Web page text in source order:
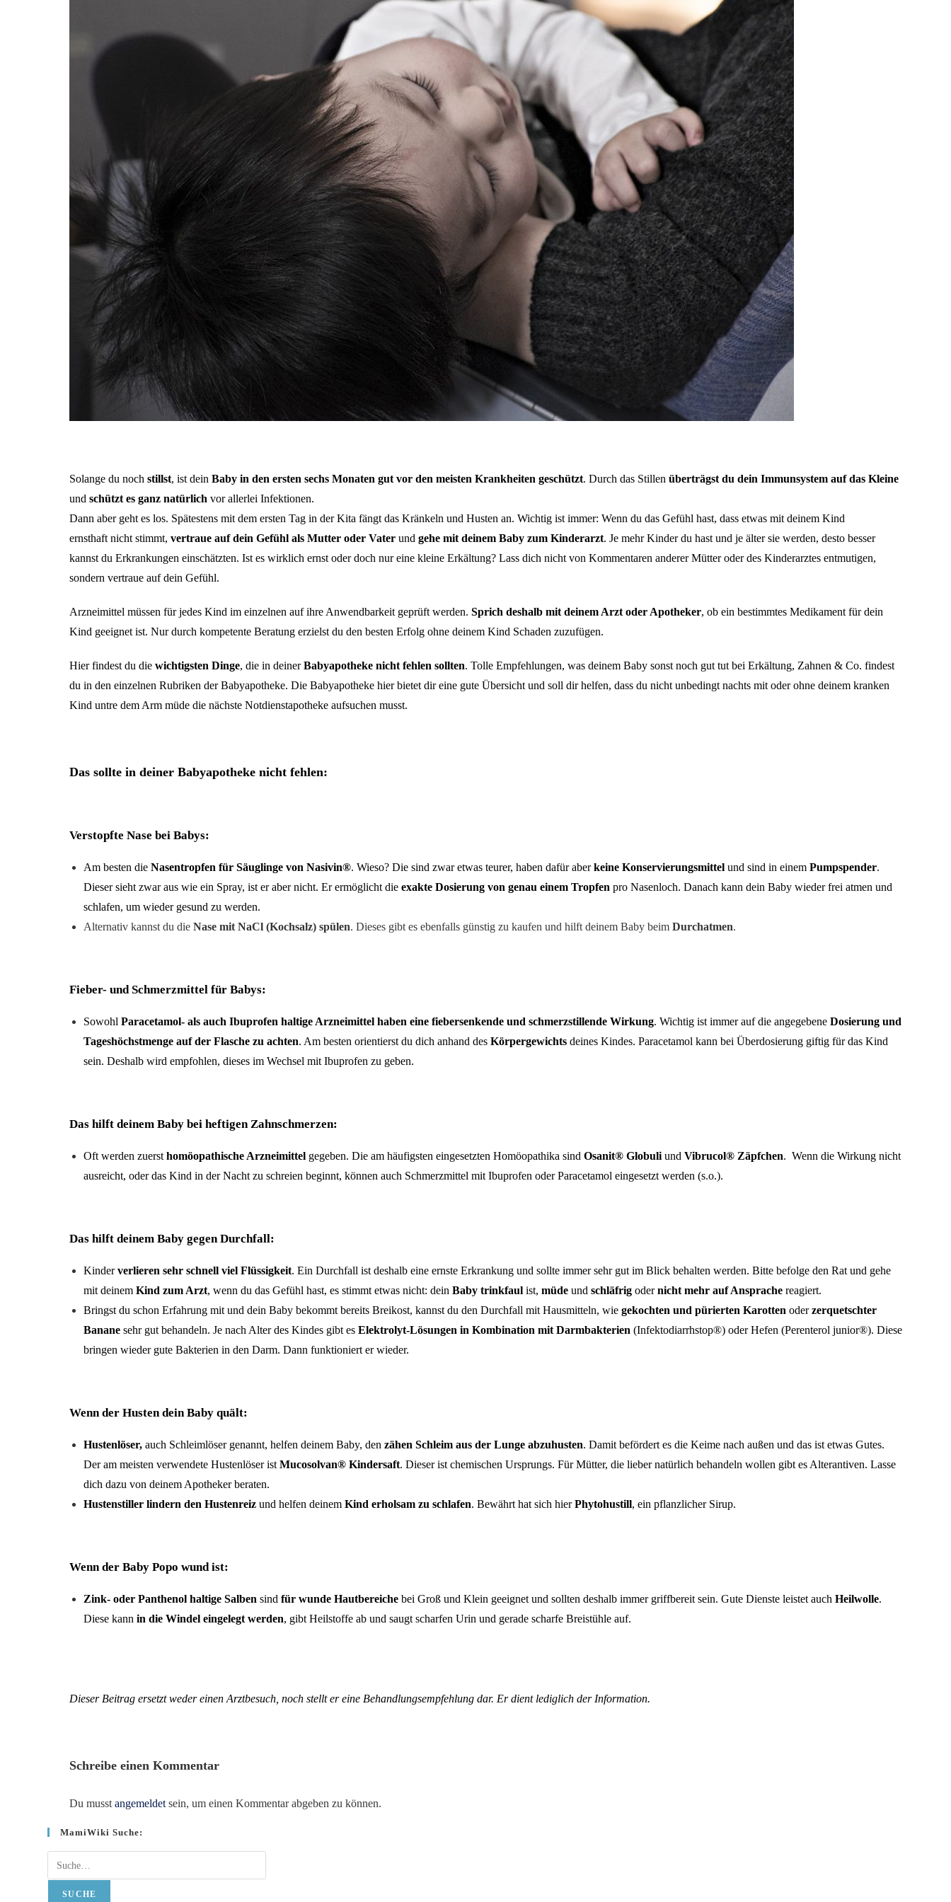
Solange du noch stillst, ist deinBaby in den ersten sechs Monaten gut vor den meisten Krankheiten geschützt. Durch das Stillenüberträgst du dein Immunsystem auf das Kleine
undschützt es ganz natürlich vor allerlei Infektionen.
Dann aber geht es los. Spätestens mit dem ersten Tag in der Kita fängt das Kränkeln und Husten an. Wichtig ist immer: Wenn du das Gefühl hast, dass etwas mit deinem Kind
ernsthaft nicht stimmt,vertraue auf dein Gefühl als Mutter oder Vater undgehe mit deinem Baby zum Kinderarzt. Je mehr Kinder du hast und je älter sie werden, desto besser
kannst du Erkrankungen einschätzten. Ist es wirklich ernst oder doch nur eine kleine Erkältung? Lass dich nicht von Kommentaren anderer Mütter oder des Kinderarztes entmutigen,
sondern vertraue auf dein Gefühl.
Arzneimittel müssen für jedes Kind im einzelnen auf ihre Anwendbarkeit geprüft werden.Sprich deshalb mit deinem Arzt oder Apotheker, ob ein bestimmtes Medikament für dein
Kind geeignet ist. Nur durch kompetente Beratung erzielst du den besten Erfolg ohne deinem Kind Schaden zuzufügen.
Hier findest du diewichtigsten Dinge, die in deinerBabyapotheke nicht fehlen sollten. Tolle Empfehlungen, was deinem Baby sonst noch gut tut bei Erkältung, Zahnen & Co. findest
du in den einzelnen Rubriken der Babyapotheke. Die Babyapotheke hier bietet dir eine gute Übersicht und soll dir helfen, dass du nicht unbedingt nachts mit oder ohne deinem kranken
Kind untre dem Arm müde die nächste Notdienstapotheke aufsuchen musst.
Das sollte in deiner Babyapotheke nicht fehlen:
Verstopfte Nase bei Babys:
Am besten dieNasentropfen für Säuglinge von Nasivin®. Wieso? Die sind zwar etwas teurer, haben dafür aberkeine Konservierungsmittel und sind in einemPumpspender.
Dieser sieht zwar aus wie ein Spray, ist er aber nicht. Er ermöglicht die exakte Dosierung von genau einem Tropfen pro Nasenloch. Danach kann dein Baby wieder frei atmen und
schlafen, um wieder gesund zu werden.
Alternativ kannst du dieNase mit NaCl (Kochsalz) spülen. Dieses gibt es ebenfalls günstig zu kaufen und hilft deinem Baby beimDurchatmen.
Fieber- und Schmerzmittel für Babys:
SowohlParacetamol- als auch Ibuprofen haltige Arzneimittel haben eine fiebersenkende und schmerzstillende Wirkung. Wichtig ist immer auf die angegebeneDosierung und
Tageshöchstmenge auf der Flasche zu achten. Am besten orientierst du dich anhand desKörpergewichts deines Kindes. Paracetamol kann bei Überdosierung giftig für das Kind
sein. Deshalb wird empfohlen, dieses im Wechsel mit Ibuprofen zu geben.
Das hilft deinem Baby bei heftigen Zahnschmerzen:
Oft werden zuersthomöopathische Arzneimittel gegeben. Die am häufigsten eingesetzten Homöopathika sindOsanit® Globuli undVibrucol® Zäpfchen. Wenn die Wirkung nicht
ausreicht, oder das Kind in der Nacht zu schreien beginnt, können auch Schmerzmittel mit Ibuprofen oder Paracetamol eingesetzt werden (s.o.).
Das hilft deinem Baby gegen Durchfall:
Kinderverlieren sehr schnell viel Flüssigkeit. Ein Durchfall ist deshalb eine ernste Erkrankung und sollte immer sehr gut im Blick behalten werden. Bitte befolge den Rat und gehe
mit deinemKind zum Arzt, wenn du das Gefühl hast, es stimmt etwas nicht: deinBaby trinkfaul ist,müde undschläfrig odernicht mehr auf Ansprache reagiert.
Bringst du schon Erfahrung mit und dein Baby bekommt bereits Breikost, kannst du den Durchfall mit Hausmitteln, wiegekochten und pürierten Karotten oderzerquetschter
Banane sehr gut behandeln. Je nach Alter des Kindes gibt esElektrolyt-Lösungen in Kombination mit Darmbakterien (Infektodiarrhstop®) oder Hefen (Perenterol junior®). Diese
bringen wieder gute Bakterien in den Darm. Dann funktioniert er wieder.
Wenn der Husten dein Baby quält:
Hustenlöser,auch Schleimlöser genannt, helfen deinem Baby, den zähen Schleim aus der Lunge abzuhusten. Damit befördert es die Keime nach außen und das ist etwas Gutes.
Der am meisten verwendete Hustenlöser istMucosolvan® Kindersaft. Dieser ist chemischen Ursprungs. Für Mütter, die lieber natürlich behandeln wollen gibt es Alterantiven. Lasse
dich dazu von deinem Apotheker beraten.
Hustenstiller lindern den Hustenreiz und helfen deinemKind erholsam zu schlafen. Bewährt hat sich hierPhytohustill, ein pflanzlicher Sirup.
Wenn der Baby Popo wund ist:
Zink- oder Panthenol haltige Salben sindfür wunde Hautbereiche bei Groß und Klein geeignet und sollten deshalb immer griffbereit sein. Gute Dienste leistet auchHeilwolle.
Diese kannin die Windel eingelegt werden, gibt Heilstoffe ab und saugt scharfen Urin und gerade scharfe Breistühle auf.
Dieser Beitrag ersetzt weder einen Arztbesuch, noch stellt er eine Behandlungsempfehlung dar. Er dient lediglich der Information.
Schreibe einen Kommentar
Du musstangemeldet sein, um einen Kommentar abgeben zu können.
MamiWiki Suche:
Suche
SUCHE